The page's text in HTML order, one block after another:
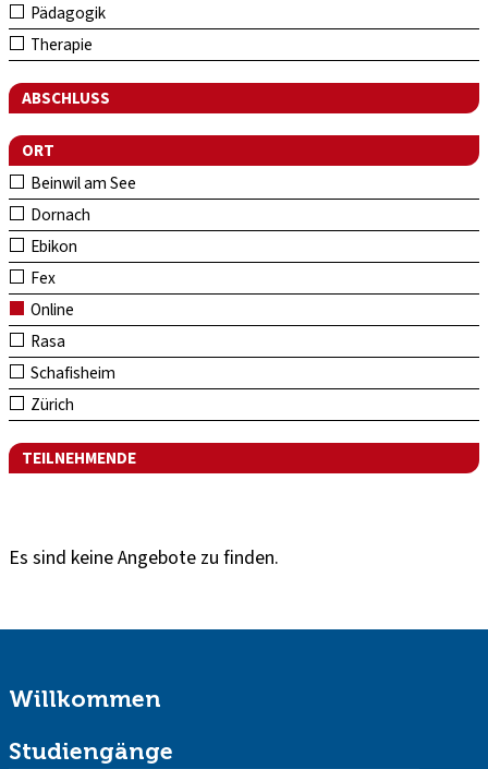
Pädagogik
Therapie
ABSCHLUSS
ORT
Beinwil am See
Dornach
Ebikon
Fex
Online
Rasa
Schafisheim
Zürich
TEILNEHMENDE
Es sind keine Angebote zu finden.
Willkommen
Studiengänge